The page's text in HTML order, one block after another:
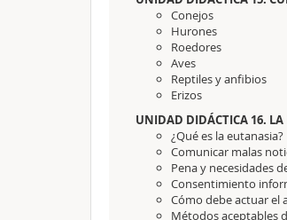
Conejos
Hurones
Roedores
Aves
Reptiles y anfibios
Erizos
UNIDAD DIDÁCTICA 16. LA
¿Qué es la eutanasia?
Comunicar malas
Pena y necesidades
Consentimiento
Cómo debe actuar el
Métodos aceptables